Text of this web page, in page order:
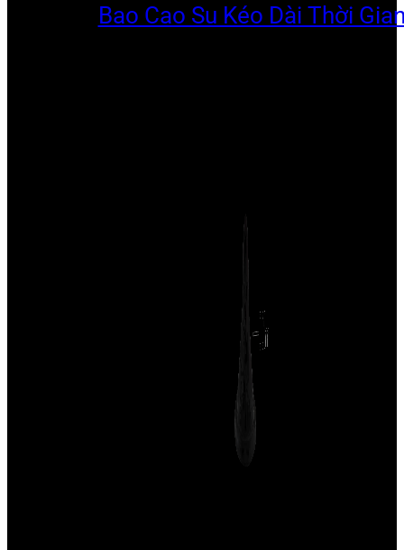
Bao Cao Su Kéo Dài Thời